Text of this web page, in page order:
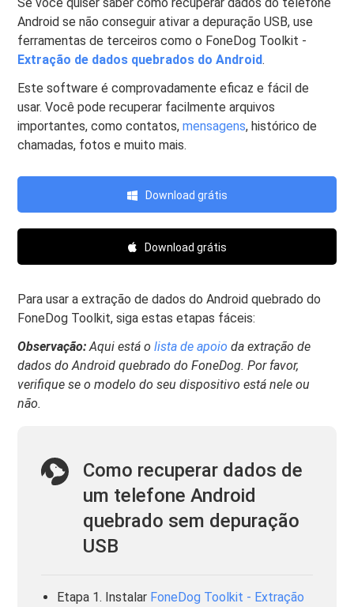
Android se não conseguir ativar a depuração USB, use
ferramentas de terceiros como o FoneDog Toolkit -
Extração de dados quebrados do Android.
Este software é comprovadamente eficaz e fácil de
usar. Você pode recuperar facilmente arquivos
importantes, como contatos,mensagens, histórico de
chamadas, fotos e muito mais.
Download grátis
Download grátis
Para usar a extração de dados do Android quebrado do
FoneDog Toolkit, siga estas etapas fáceis:
Observação: Aqui está olista de apoio da extração de
dados do Android quebrado do FoneDog. Por favor,
verifique se o modelo do seu dispositivo está nele ou
não.
Como recuperar dados de
um telefone Android
quebrado sem depuração
USB
Etapa 1. Instalar FoneDog Toolkit - Extração